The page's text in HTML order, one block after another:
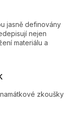
jasně definovány
nejen
materiálu a
zkoušky